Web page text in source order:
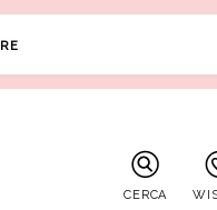
CERCA